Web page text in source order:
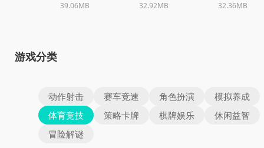
39.06MB 32.92MB 32.36MB
游戏分类
动作射击 赛车竞速 角色扮演
模拟养成
体育竞技
策略卡牌 棋牌娱乐
休闲益智
冒险解谜